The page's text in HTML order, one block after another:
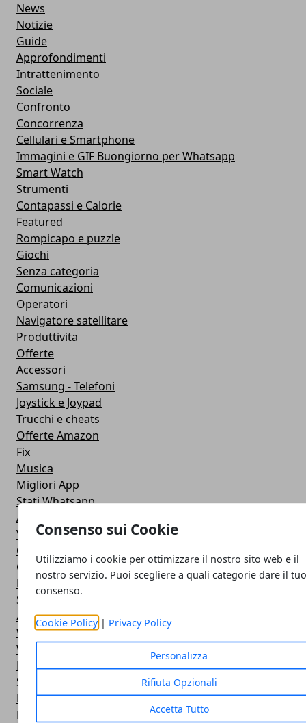
Consenso sui Cookie
Utilizziamo i cookie per ottimizzare il nostro sito web e il
nostro servizio. Puoi scegliere a quali categorie dare il
consenso.
Cookie Policy | Privacy Policy
Personalizza
Rifiuta Opzionali
Accetta Tutto
News
Notizie
Guide
Approfondimenti
Intrattenimento
Sociale
Confronto
Concorrenza
Cellulari e Smartphone
Immagini e GIF Buongiorno per Whatsapp
Smart Watch
Strumenti
Contapassi e Calorie
Featured
Rompicapo e puzzle
Giochi
Senza categoria
Comunicazioni
Operatori
Navigatore satellitare
Produttivita
Offerte
Accessori
Samsung - Telefoni
Joystick e Joypad
Trucchi e cheats
Offerte Amazon
Fix
Musica
Migliori App
Stati Whatsapp
Applicazioni
Viaggi
Galaxy Note 5
Google Play
Fotografia
Stile di vita
Antivirus
Widget Orologio
Widget Meteo
Ricezione WiFi
Sport
Meteo
Rooting